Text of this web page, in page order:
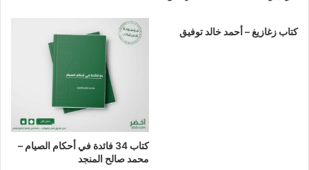
كتاب زغازيغ – أحمد خالد توفيق
كتاب 34 فائدة في أحكام الصيام –
محمد صالح المنجد